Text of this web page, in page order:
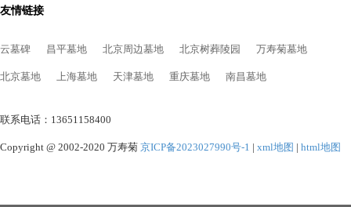
友情链接
云墓碑 昌平墓地 北京周边墓地 北京树葬陵园 万寿菊墓地
北京墓地 上海墓地 天津墓地 重庆墓地 南昌墓地
联系电话：13651158400
Copyright @ 2002-2020 万寿菊 京ICP备2023027990号-1 xml地图 html地图